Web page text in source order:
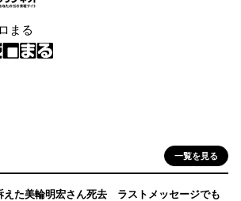
まる
一覧を見る
えた美輪明宏さん死去 ラストメッセージでも